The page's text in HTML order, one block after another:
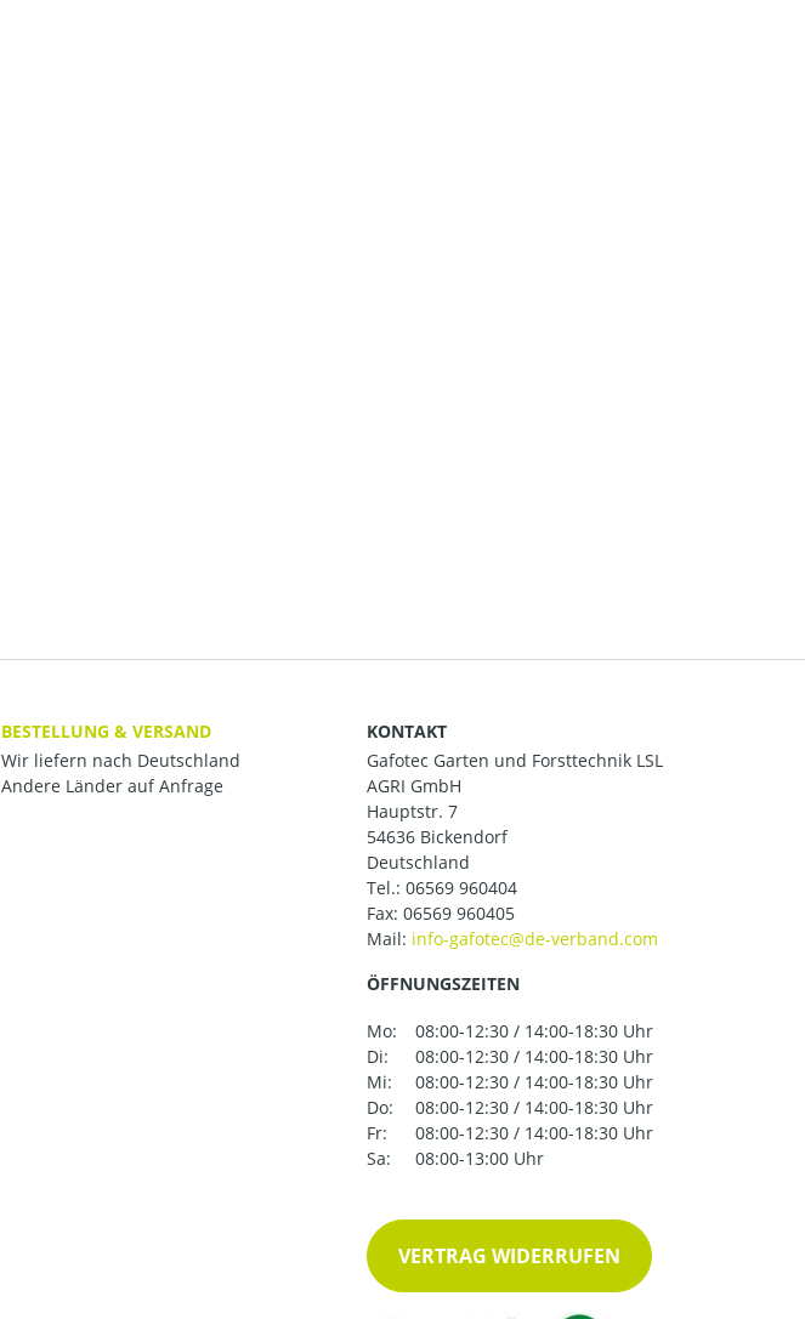
BESTELLUNG & VERSAND
Wir liefern nach Deutschland
Andere Länder auf Anfrage
KONTAKT
Gafotec Garten und Forsttechnik LSL
AGRI GmbH
Hauptstr. 7
54636 Bickendorf
Deutschland
Tel.: 06569 960404
Fax: 06569 960405
Mail:
ÖFFNUNGSZEITEN
Mo:
08:00-12:30 / 14:00-18:30 Uhr
Di:
08:00-12:30 / 14:00-18:30 Uhr
Mi:
08:00-12:30 / 14:00-18:30 Uhr
Do:
08:00-12:30 / 14:00-18:30 Uhr
Fr:
08:00-12:30 / 14:00-18:30 Uhr
Sa:
08:00-13:00 Uhr
VERTRAG WIDERRUFEN